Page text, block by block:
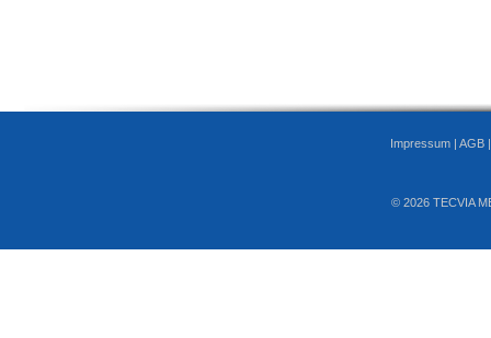
Impressum | AGB
© 2026 TECVIA